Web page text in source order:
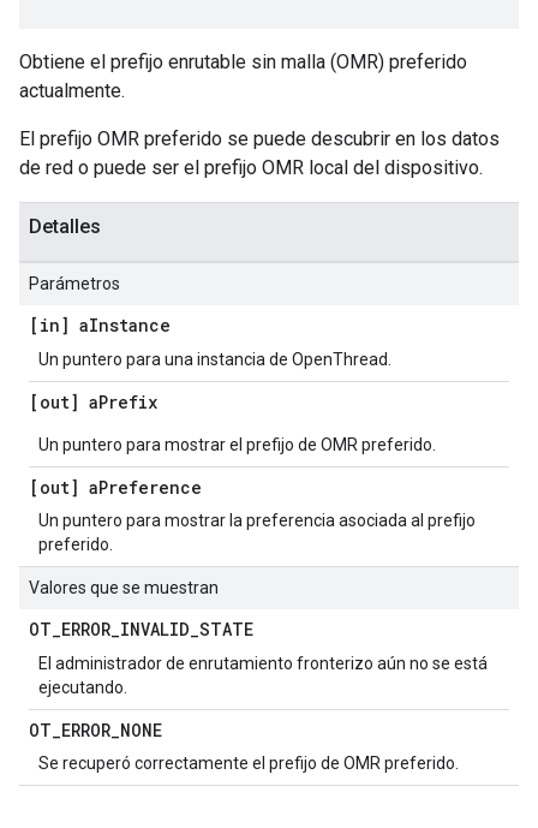
Obtiene el prefijo enrutable sin malla (OMR) preferido
actualmente.
El prefijo OMR preferido se puede descubrir en los datos
de red o puede ser el prefijo OMR local del dispositivo.
Detalles
Parámetros
[in] aInstance
Un puntero para una instancia de OpenThread.
[out] aPrefix
Un puntero para mostrar el prefijo de OMR preferido.
[out] aPreference
Un puntero para mostrar la preferencia asociada al prefijo
preferido.
Valores que se muestran
OT_ERROR_INVALID_STATE
El administrador de enrutamiento fronterizo aún no se está
ejecutando.
OT_ERROR_NONE
Se recuperó correctamente el prefijo de OMR preferido.